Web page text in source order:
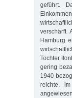
geführt.
verschärft.
Hamburg
Tochter
gering
1940
reichte.
angewiesen.